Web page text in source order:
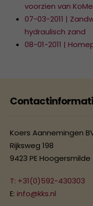
voorzien van
07-03-2011 |
hydraulisch zand
08-01-2011 |
Koers Aannemingen
Rijksweg 198
9423 PE Hoogersmilde
T: +31(0)592-430303
E: info@kks.nl